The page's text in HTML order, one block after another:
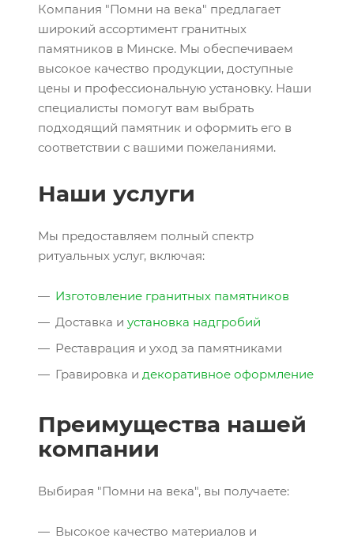
Компания "Помни на века" предлагает
широкий ассортимент гранитных
памятников в Минске. Мы обеспечиваем
высокое качество продукции, доступные
цены и профессиональную установку. Наши
специалисты помогут вам выбрать
подходящий памятник и оформить его в
соответствии с вашими пожеланиями.
Наши услуги
Мы предоставляем полный спектр
ритуальных услуг, включая:
Изготовление гранитных памятников
Доставка и установка надгробий
Реставрация и уход за памятниками
Гравировка и декоративное оформление
Преимущества нашей
компании
Выбирая "Помни на века", вы получаете:
Высокое качество материалов и